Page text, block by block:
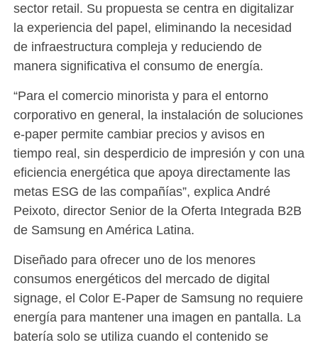
sector retail. Su propuesta se centra en digitalizar
la experiencia del papel, eliminando la necesidad
de infraestructura compleja y reduciendo de
manera significativa el consumo de energía.
“Para el comercio minorista y para el entorno
corporativo en general, la instalación de soluciones
e-paper permite cambiar precios y avisos en
tiempo real, sin desperdicio de impresión y con una
eficiencia energética que apoya directamente las
metas ESG de las compañías”, explica André
Peixoto, director Senior de la Oferta Integrada B2B
de Samsung en América Latina.
Diseñado para ofrecer uno de los menores
consumos energéticos del mercado de digital
signage, el Color E-Paper de Samsung no requiere
energía para mantener una imagen en pantalla. La
batería solo se utiliza cuando el contenido se